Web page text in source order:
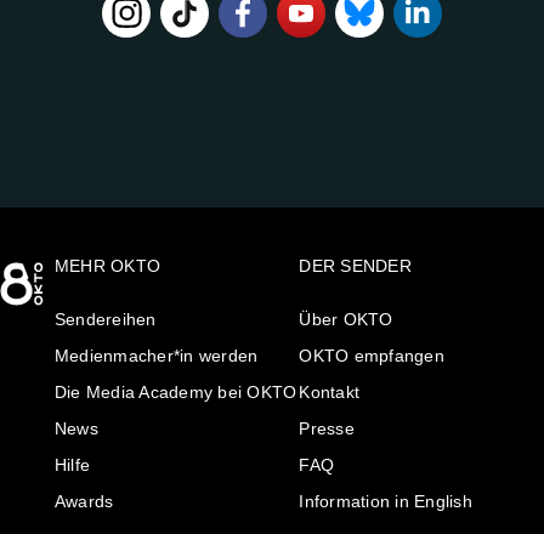
MEHR OKTO
Sendereihen
Medienmacher*in werden
Die Media Academy bei OKTO
News
Hilfe
Awards
DER SENDER
Über OKTO
OKTO empfangen
Kontakt
Presse
FAQ
Information in English